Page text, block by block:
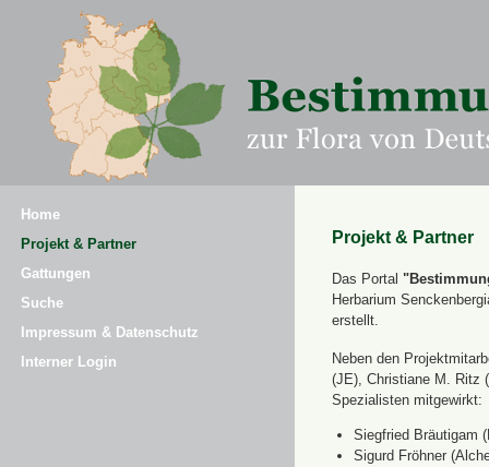
Home
Projekt & Partner
Gattungen
Suche
Impressum & Datenschutz
Interner Login
Projekt & Partner
Das Portal
Herbarium
erstellt.
Neben den
(JE), Christiane M. Ritz
Spezialisten mitgewirkt:
Siegfried Bräutigam
Sigurd Fröhner